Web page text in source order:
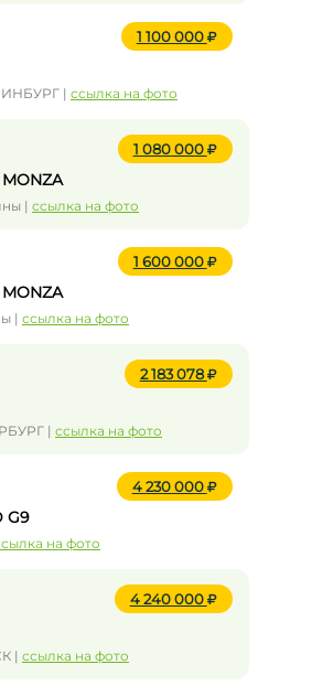
1 100 000
| ссылка на фото
1 080 000
MONZA
| ссылка на фото
1 600 000
MONZA
| ссылка на фото
2 183 078
| ссылка на фото
4 230 000
G9
на фото
4 240 000
| ссылка на фото